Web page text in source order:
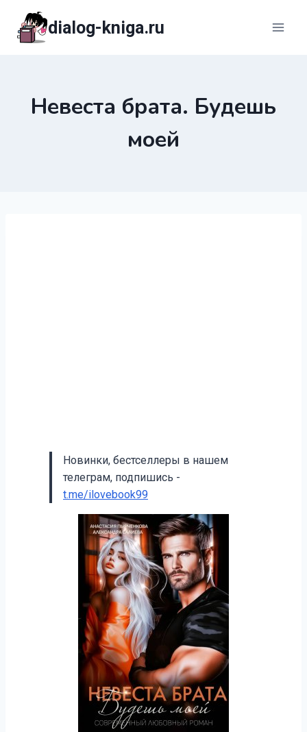
содержимому
dialog-kniga.ru
Невеста брата. Будешь
моей
Новинки, бестселлеры в нашем
телеграм, подпишись -
t.me/ilovebook99